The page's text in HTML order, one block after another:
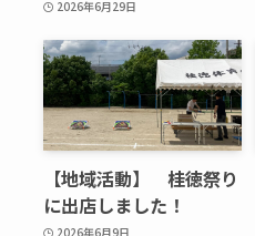
2026年6月29日
【地域活動】 桂徳祭り
に出店しました！
2026年6月9日